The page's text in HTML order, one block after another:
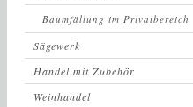
Baumfällung im Privatbereich
Sägewerk
Handel mit Zubehör
Weinhandel